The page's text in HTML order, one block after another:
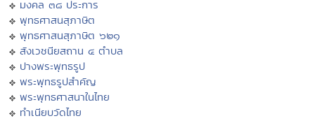
มงคล ๓๘ ประการ
พุทธศาสนสุภาษิต
พุทธศาสนสุภาษิต ๖๒๑
สังเวชนียสถาน ๔ ตำบล
ปางพระพุทธรูป
พระพุทธรูปสำคัญ
พระพุทธศาสนาในไทย
ทำเนียบวัดไทย